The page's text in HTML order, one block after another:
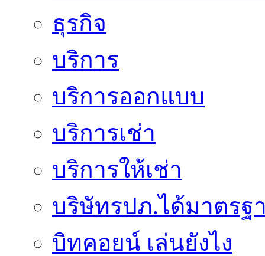
ธุรกิจ
บริการ
บริการออกแบบ
บริการเช่า
บริการให้เช่า
บริษัทรปภ.ได้มาตรฐ
บิทคอยน์ เล่นยังไง